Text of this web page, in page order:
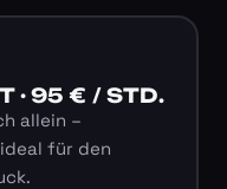
· 95 € / STD.
allein –
für den